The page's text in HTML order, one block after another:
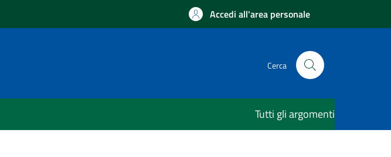
Accedi all'area personale
Cerca
Tutti gli argomenti